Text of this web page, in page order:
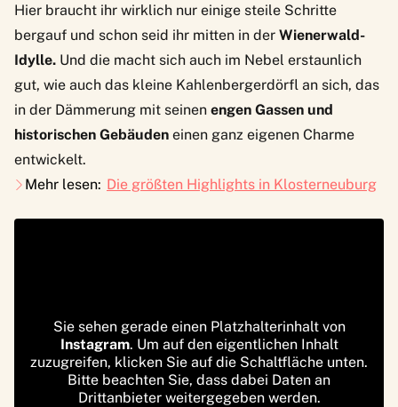
Hier braucht ihr wirklich nur einige steile Schritte
bergauf und schon seid ihr mitten in der Wienerwald-
Idylle. Und die macht sich auch im Nebel erstaunlich
gut, wie auch das kleine Kahlenbergerdörfl an sich, das
in der Dämmerung mit seinen engen Gassen und
historischen Gebäuden einen ganz eigenen Charme
entwickelt.
Mehr lesen: Die größten Highlights in Klosterneuburg
Sie sehen gerade einen Platzhalterinhalt von
Instagram. Um auf den eigentlichen Inhalt
zuzugreifen, klicken Sie auf die Schaltfläche unten.
Bitte beachten Sie, dass dabei Daten an
Drittanbieter weitergegeben werden.